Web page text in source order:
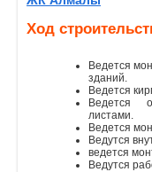
Новостройки
Ход
Ведется
зданий.
Ведется
Ведется
листами.
Ведется
Ведутся
ведется
Ведутся